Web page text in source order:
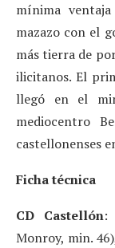
mínima
mazazo con el
más tierra de
ilicitanos. El
llegó en el
mediocentro
castellonenses
Ficha técnica
CD Castellón:
Monroy, min.